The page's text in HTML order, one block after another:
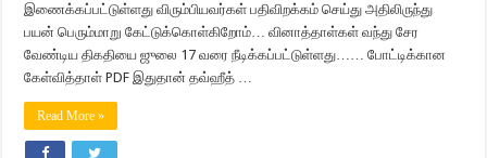
இணைக்கப்பட்டுள்ளது விரும்பியவர்கள் பதிவிறக்கம் செய்து அதிலிருந்து
பயன் பெரும்மாறு கேட்டுக்கொள்கிறோம்… வினாத்தாள்கள் வந்து சேர
வேண்டிய திகதியை ஜுலை 17 வரை நீடிக்கப்பட்டுள்ளது…… போட்டிக்கான
கேள்வித்தாள் PDF இதுதான் தவ்ஹீத் …
Read More »